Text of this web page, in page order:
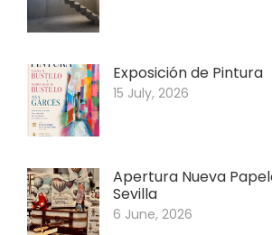
Exposición de Pintura
15 July, 2026
Apertura Nueva
Sevilla
6 June, 2026